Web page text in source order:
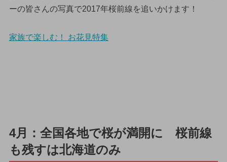
ーの皆さんの写真で2017年桜前線を追いかけます！
家族で楽しむ！ お花見特集
4月：全国各地で桜が満開に 桜前線
も残すは北海道のみ